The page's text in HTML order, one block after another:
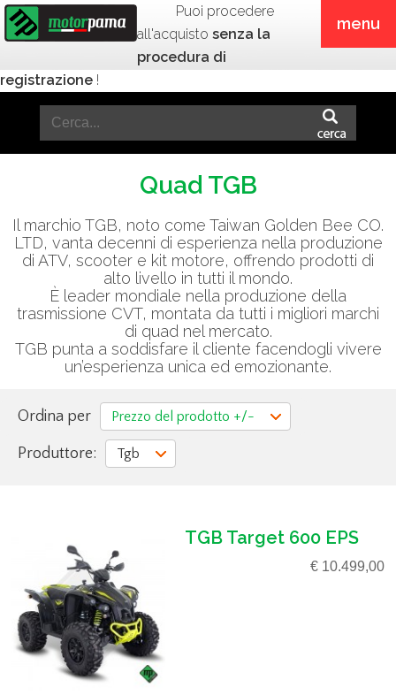
menu
Puoi procedere
all'acquisto senza la
procedura di
registrazione !
Quad TGB
Il marchio TGB, noto come Taiwan Golden Bee CO.
LTD, vanta decenni di esperienza nella produzione
di ATV, scooter e kit motore, offrendo prodotti di
alto livello in tutti il mondo.
È leader mondiale nella produzione della
trasmissione CVT, montata da tutti i migliori marchi
di quad nel mercato.
TGB punta a soddisfare il cliente facendogli vivere
un’esperienza unica ed emozionante.
Ordina per Prezzo del prodotto +/-
Produttore: Tgb
TGB Target 600 EPS
€ 10.499,00